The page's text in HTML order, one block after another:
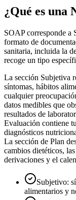
¿Qué es una
SOAP corresponde
formato de
sanitaria, incluida la
recoge un tipo
La sección Subjetiva
síntomas, hábitos
cualquier
datos medibles que
resultados de
Evaluación contiene
diagnósticos
La sección de Plan
cambios dietéticos,
derivaciones y el
Subjetivo:
alimentarios y